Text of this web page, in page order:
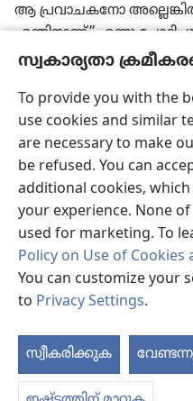
സ്വകാര്യതാ
To provide you with the
use cookies and similar
are necessary to make
be refused. You can
additional cookies,
your experience. None
used for marketing. To
Policy on Use of Cookies
You can customize your
to Privacy Settings.
സ്വീകരിക്കുക
ആ പ്രവാ​ച​ക​നോ
എന്തിനാണ്‌” എന്നു
പറഞ്ഞു: “ഞാൻ
അദ്ദേഹം എന്റെ
ചെരിപ്പിന്റെ കെട്ട്‌
28 യോർദാന്‌ അക്കരെ,
ഇതെല്ലാം സംഭവിച്ചത്‌.
29 പിറ്റേന്ന്‌ യേശു
ന്നാൻ പറഞ്ഞു: “ഇതാ,
നീക്കിക്കളയുന്ന m
ത്തെ​ക്കു​റി​ച്ചാ​ണു മുമ്പ്‌
പിന്നാലെ വരുന്ന ഒരാൾ
എനിക്കും അദ്ദേഹത്തെ
അദ്ദേഹത്തെ ഇസ്രാ​യേ​ലി​നു
ക്കാൻവേ​ണ്ടി​യാ​ണു ഞാൻ